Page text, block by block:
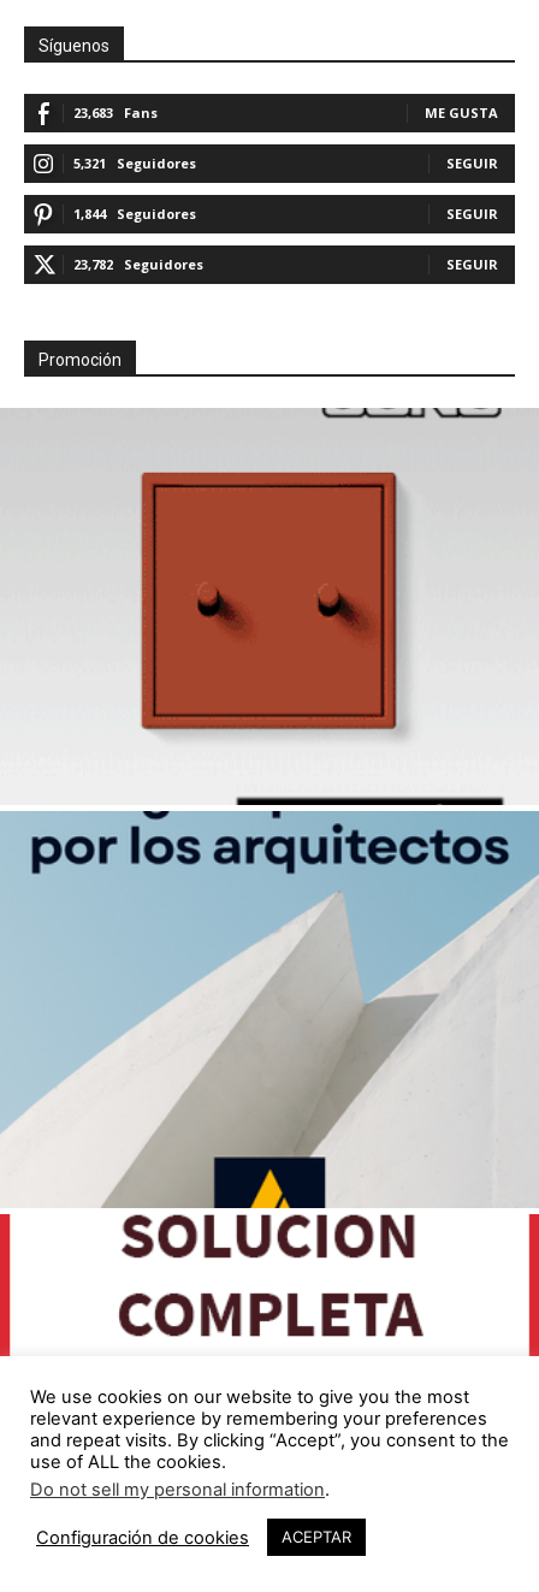
Síguenos
23,683 Fans ME GUSTA
5,321 Seguidores SEGUIR
1,844 Seguidores SEGUIR
23,782 Seguidores SEGUIR
Promoción
We use cookies on our website to give you the most
relevant experience by remembering your preferences
and repeat visits. By clicking “Accept”, you consent to the
use of ALL the cookies.
Do not sell my personal information.
Configuración de cookies ACEPTAR